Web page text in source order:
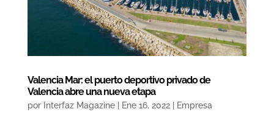
Valencia Mar: el puerto deportivo privado de
Valencia abre una nueva etapa
por Interfaz Magazine| Ene 16, 2022| Empresa